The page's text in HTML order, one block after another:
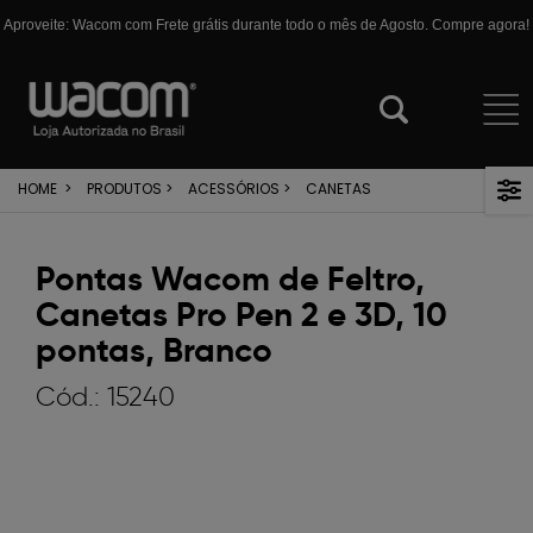
Aproveite: Wacom com Frete grátis durante todo o mês de Agosto. Compre agora!
HOME > PRODUTOS > ACESSÓRIOS > CANETAS
Pontas Wacom de Feltro,
Canetas Pro Pen 2 e 3D, 10
pontas, Branco
Cód.: 15240